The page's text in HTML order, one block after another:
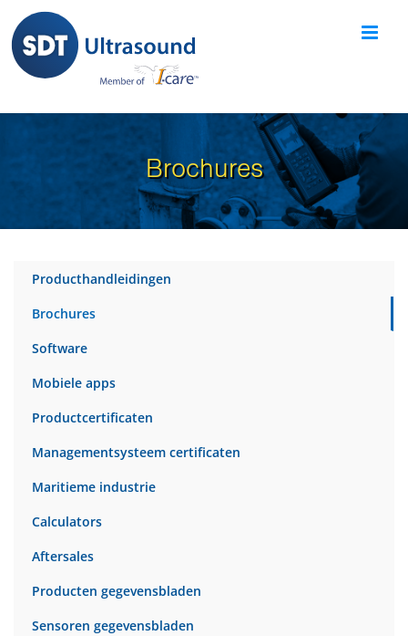
content
Brochures
Producthandleidingen
Brochures
Software
Mobiele apps
Productcertificaten
Managementsysteem certificaten
Maritieme industrie
Calculators
Aftersales
Producten gegevensbladen
Sensoren gegevensbladen